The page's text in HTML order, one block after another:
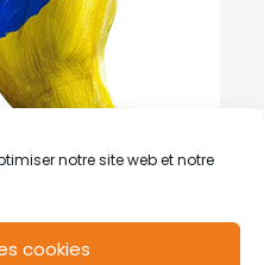
notre site web et notre
cookies